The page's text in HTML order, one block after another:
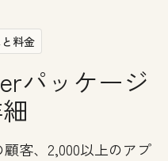
料金
パッケージ
客、2,000以上のアプ